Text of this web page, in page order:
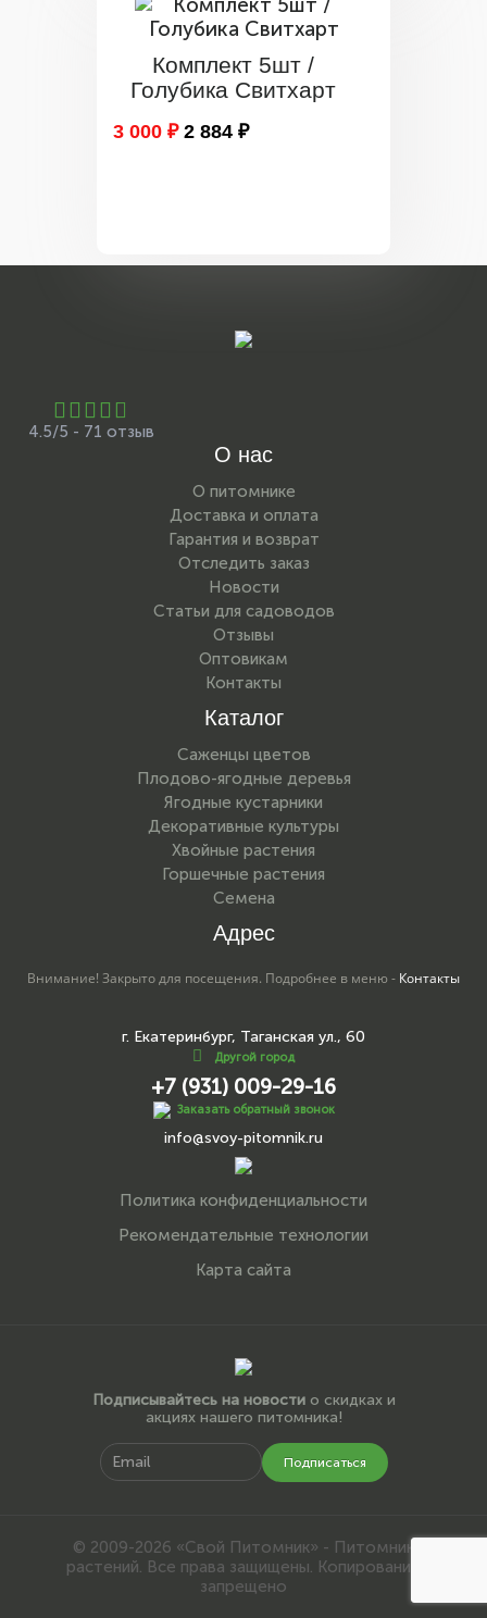
Комплект 5шт /
Голубика Свитхарт
3 000 ₽ 2 884 ₽
4.5/5 - 71 отзыв
О нас
О питомнике
Доставка и оплата
Гарантия и возврат
Отследить заказ
Новости
Статьи для садоводов
Отзывы
Оптовикам
Контакты
Каталог
Саженцы цветов
Плодово-ягодные деревья
Ягодные кустарники
Декоративные культуры
Хвойные растения
Горшечные растения
Семена
Адрес
Внимание! Закрыто для посещения. Подробнее в меню - Контакты
г. Екатеринбург, Таганская ул., 60
Другой город
+7 (931) 009-29-16
Заказать обратный звонок
info@svoy-pitomnik.ru
Политика конфиденциальности
Рекомендательные технологии
Карта сайта
Подписывайтесь на новостио скидках и
акциях нашего питомника!
Подписаться
© 2009-2026 «Свой Питомник» - Питомник
растений. Все права защищены. Копирование
запрещено